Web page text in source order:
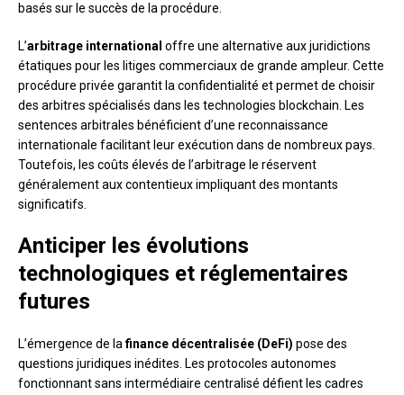
basés sur le succès de la procédure.
L’arbitrage international offre une alternative aux juridictions
étatiques pour les litiges commerciaux de grande ampleur. Cette
procédure privée garantit la confidentialité et permet de choisir
des arbitres spécialisés dans les technologies blockchain. Les
sentences arbitrales bénéficient d’une reconnaissance
internationale facilitant leur exécution dans de nombreux pays.
Toutefois, les coûts élevés de l’arbitrage le réservent
généralement aux contentieux impliquant des montants
significatifs.
Anticiper les évolutions
technologiques et réglementaires
futures
L’émergence de lafinance décentralisée (DeFi) pose des
questions juridiques inédites. Les protocoles autonomes
fonctionnant sans intermédiaire centralisé défient les cadres